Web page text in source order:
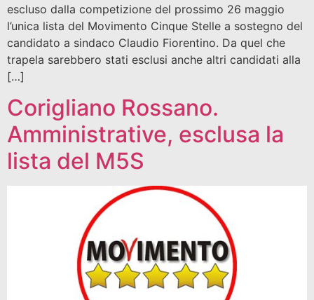
escluso dalla competizione del prossimo 26 maggio
l’unica lista del Movimento Cinque Stelle a sostegno del
candidato a sindaco Claudio Fiorentino. Da quel che
trapela sarebbero stati esclusi anche altri candidati alla
[…]
Corigliano Rossano.
Amministrative, esclusa la
lista del M5S